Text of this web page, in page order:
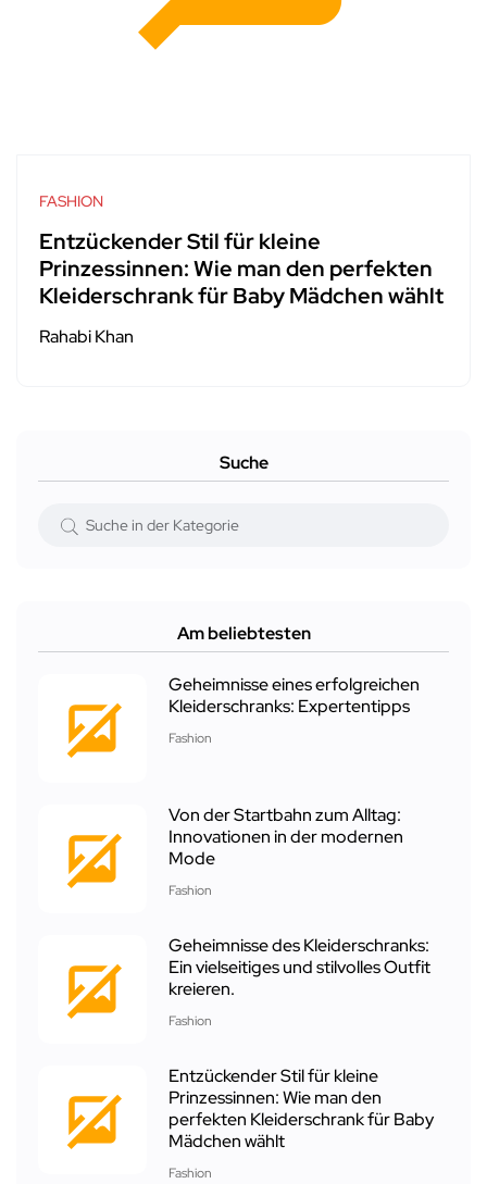
FASHION
Entzückender Stil für kleine
Prinzessinnen: Wie man den perfekten
Kleiderschrank für Baby Mädchen wählt
Rahabi Khan
Suche
Am beliebtesten
Geheimnisse eines erfolgreichen
Kleiderschranks: Expertentipps
Fashion
Von der Startbahn zum Alltag:
Innovationen in der modernen
Mode
Fashion
Geheimnisse des Kleiderschranks:
Ein vielseitiges und stilvolles Outfit
kreieren.
Fashion
Entzückender Stil für kleine
Prinzessinnen: Wie man den
perfekten Kleiderschrank für Baby
Mädchen wählt
Fashion